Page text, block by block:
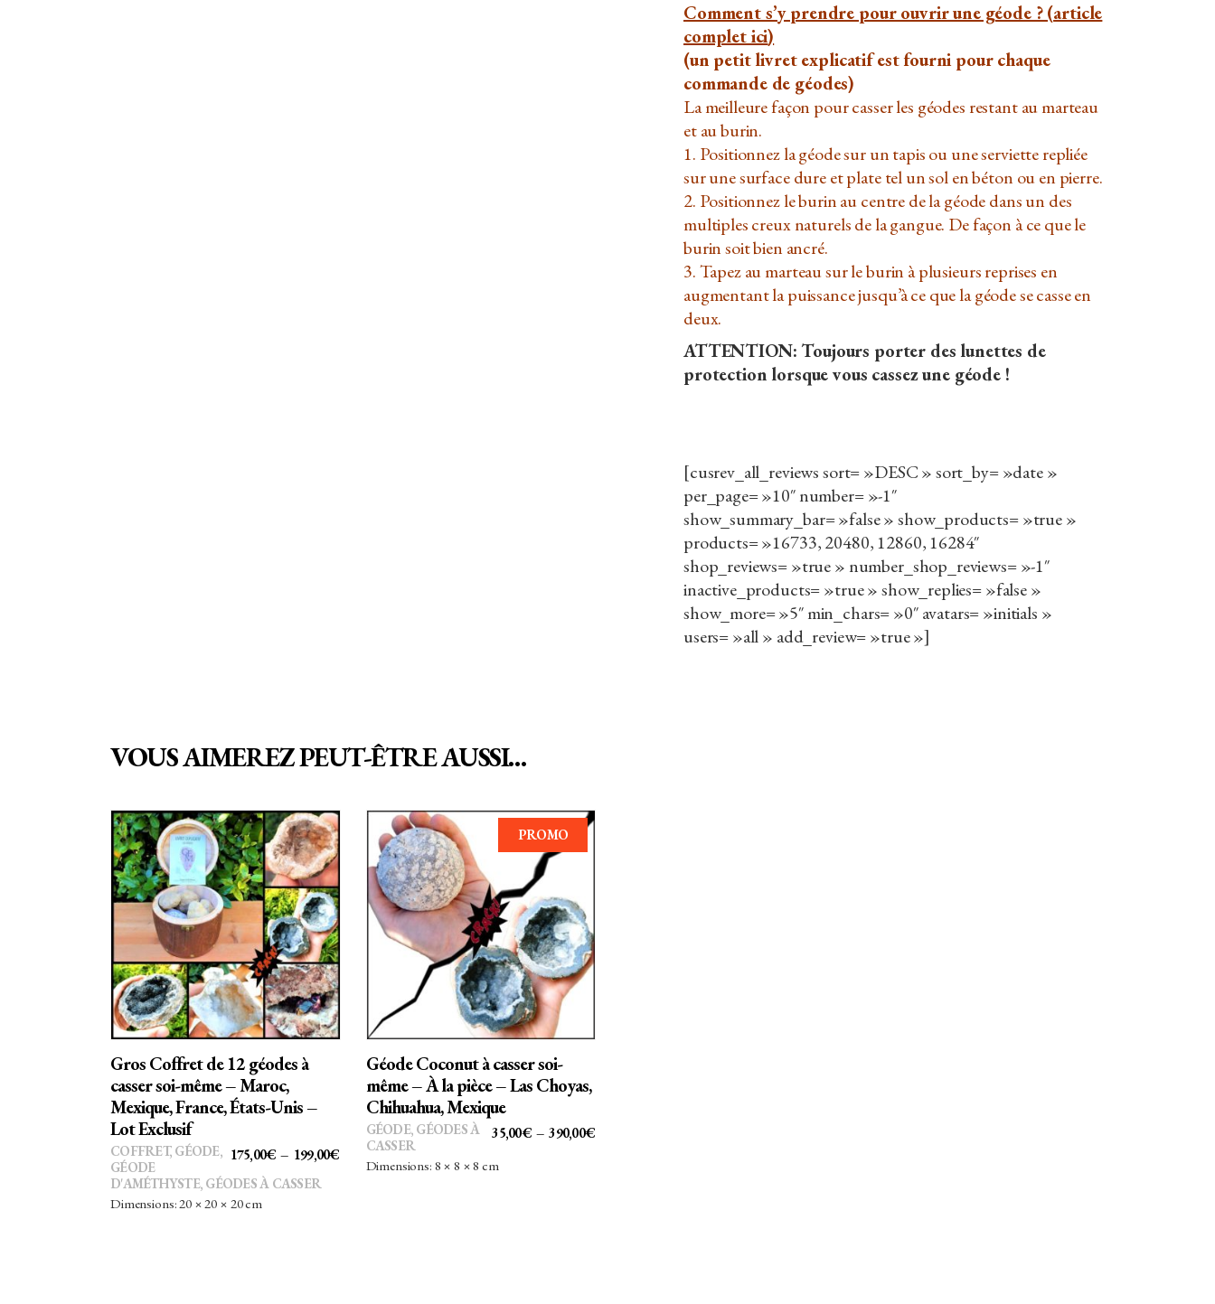
Comment s’y prendre pour ouvrir une géode ? (article
complet ici)
(un petit livret explicatif est fourni pour chaque
commande de géodes)
La meilleure façon pour casser les géodes restant au marteau
et au burin.
1. Positionnez la géode sur un tapis ou une serviette repliée
sur une surface dure et plate tel un sol en béton ou en pierre.
2. Positionnez le burin au centre de la géode dans un des
multiples creux naturels de la gangue. De façon à ce que le
burin soit bien ancré.
3. Tapez au marteau sur le burin à plusieurs reprises en
augmentant la puissance jusqu’à ce que la géode se casse en
deux.
ATTENTION: Toujours porter des lunettes de
protection lorsque vous cassez une géode !
[cusrev_all_reviews sort= »DESC » sort_by= »date »
per_page= »10″ number= »-1″
show_summary_bar= »false » show_products= »true »
products= »16733, 20480, 12860, 16284″
shop_reviews= »true » number_shop_reviews= »-1″
inactive_products= »true » show_replies= »false »
show_more= »5″ min_chars= »0″ avatars= »initials »
users= »all » add_review= »true »]
VOUS AIMEREZ PEUT-ÊTRE AUSSI…
CHOIX DES OPTIONS
Ce
produit
a
plusieurs
variations.
Les
Gros Coffret de 12 géodes à
casser soi-même – Maroc,
Mexique, France, États-Unis –
Lot Exclusif
175,00€ – 199,00€PLAGE
COFFRET, GÉODE,
GÉODE
D'AMÉTHYSTE, GÉODES À CASSER
Dimensions: 20 × 20 × 20 cm
PROMO
CHOIX DES OPTIONS
Ce
produit
a
plusieurs
être
sur
Géode Coconut à casser soi-
même – À la pièce – Las Choyas,
Chihuahua, Mexique
35,00€ – 390,00€PLAGE
GÉODE, GÉODES À
CASSER
Dimensions: 8 × 8 × 8 cm